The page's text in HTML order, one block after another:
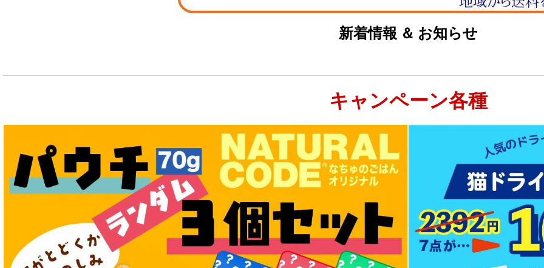
特集 エアドライフード
特殊製法のドッグフード
特殊製法のキャットフード
新着情報 ＆ お知らせ
キャンペーン各種